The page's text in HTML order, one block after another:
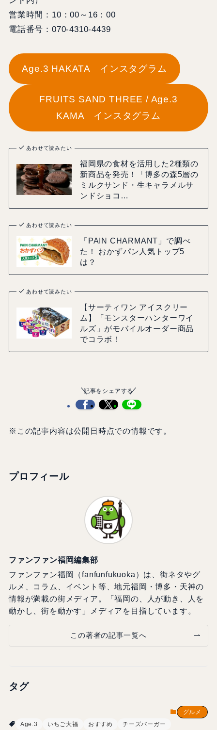
営業時間：10：00～16：00
電話番号：070-4310-4439
Age.3 HAKATA インスタグラム
FRUITS SAND THREE / Age.3
KAMA インスタグラム
あわせて読みたい
福岡県の食材を活用した2種類の
新商品を発売！「博多の森5層の
ミルクサンド・生キャラメルサ
ンドショコ…
あわせて読みたい
「PAIN CHARMANT」で調べ
た！ おかずパン人気トップ5
は？
あわせて読みたい
【サーティワン アイスクリー
ム】「モンスターハンターワイ
ルズ」がモバイルオーダー商品
でコラボ！
記事をシェアする
※この記事内容は公開日時点での情報です。
プロフィール
ファンファン福岡編集部
ファンファン福岡（fanfunfukuoka）は、街ネタやグ
ルメ、コラム、イベント等、地元福岡・博多・天神の
情報が満載の街メディア。「福岡の、人が動き、人を
動かし、街を動かす」メディアを目指しています。
この著者の記事一覧へ
タグ
グルメ
Age.3
いちご大福 おすすめ
チーズバーガー